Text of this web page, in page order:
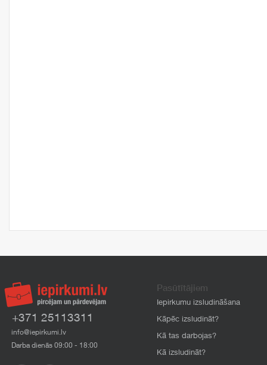
+371 25113311
info@iepirkumi.lv
Darba dienās 09:00 - 18:00
Pasūtītājiem
Iepirkumu izsludināšana
Kāpēc izsludināt?
Kā tas darbojas?
Kā izsludināt?